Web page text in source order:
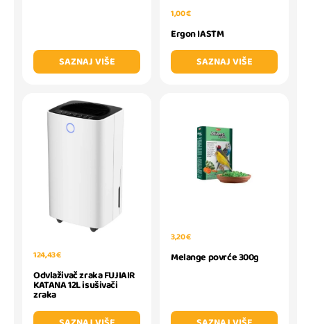
SAZNAJ VIŠE
1,00 €
Ergon IASTM
SAZNAJ VIŠE
124,43 €
Odvlaživač zraka FUJIAIR
KATANA 12L isušivači
zraka
3,20 €
Melange povrće 300g